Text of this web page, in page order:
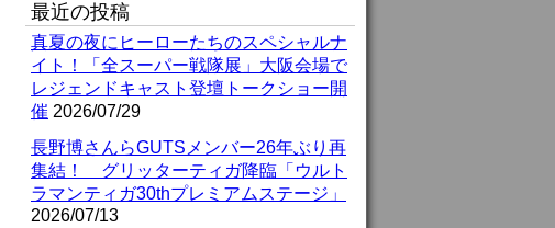
最近の投稿
真夏の夜にヒーローたちのスペシャルナ
イト！「全スーパー戦隊展」大阪会場で
レジェンドキャスト登壇トークショー開
催 2026/07/29
長野博さんらGUTSメンバー26年ぶり再
集結！ グリッターティガ降臨「ウルト
ラマンティガ30thプレミアムステージ」
2026/07/13